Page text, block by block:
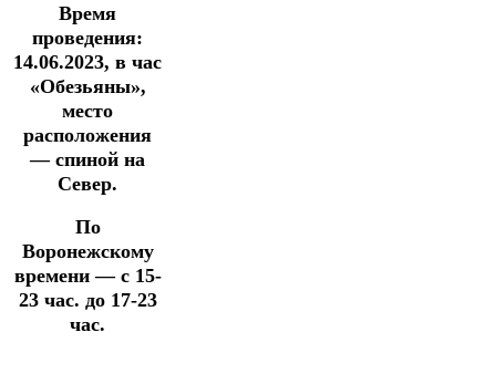
Время
проведения:
14.06.2023, в час
«Обезьяны»,
место
расположения
— спиной на
Север.
По
Воронежскому
времени — с 15-
23 час. до 17-23
час.